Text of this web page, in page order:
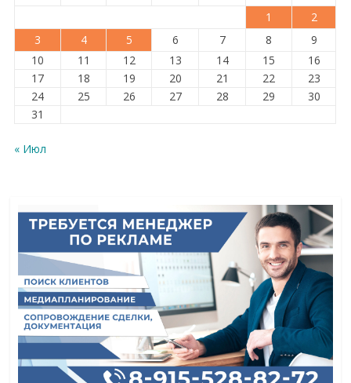
1
2
3
4 5 6 7 8
9
10
11 12 13 14 15
16
17
18 19 20 21 22
23
24
25 26 27 28 29
30
31
« Июл